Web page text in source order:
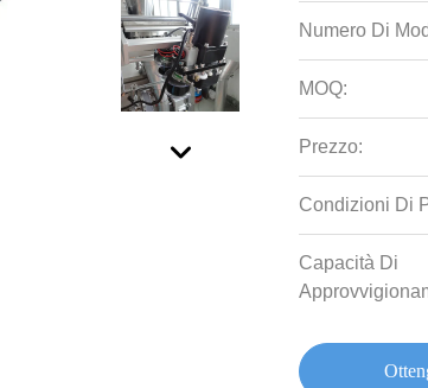
Numero Di
MOQ:
Prezzo:
Condizioni Di
Capacità Di